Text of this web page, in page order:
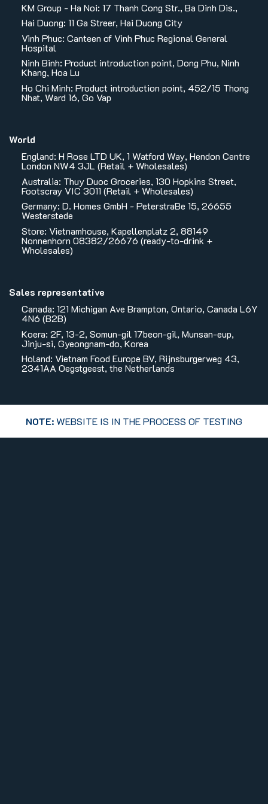
KM Group - Ha Noi: 17 Thanh Cong Str., Ba Dinh Dis.,
Hai Duong: 11 Ga Streer, Hai Duong City
Vinh Phuc: Canteen of Vinh Phuc Regional General
Hospital
Ninh Binh: Product introduction point, Dong Phu, Ninh
Khang, Hoa Lu
Ho Chi Minh: Product introduction point, 452/15 Thong
Nhat, Ward 16, Go Vap
World
England: H Rose LTD UK, 1 Watford Way, Hendon Centre
London NW4 3JL (Retail + Wholesales)
Australia: Thuy Duoc Groceries, 130 Hopkins Street,
Footscray VIC 3011 (Retail + Wholesales)
Germany: D. Homes GmbH - PeterstraBe 15, 26655
Westerstede
Store: Vietnamhouse, Kapellenplatz 2, 88149
Nonnenhorn 08382/26676 (ready-to-drink +
Wholesales)
Sales representative
Canada: 121 Michigan Ave Brampton, Ontario, Canada L6Y
4N6 (B2B)
Koera: 2F, 13-2, Somun-gil 17beon-gil, Munsan-eup,
Jinju-si, Gyeongnam-do, Korea
Holand: Vietnam Food Europe BV, Rijnsburgerweg 43,
2341AA Oegstgeest, the Netherlands
NOTE:WEBSITE IS IN THE PROCESS OF TESTING